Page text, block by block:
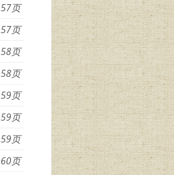
57
57
58
58
59
59
59
60